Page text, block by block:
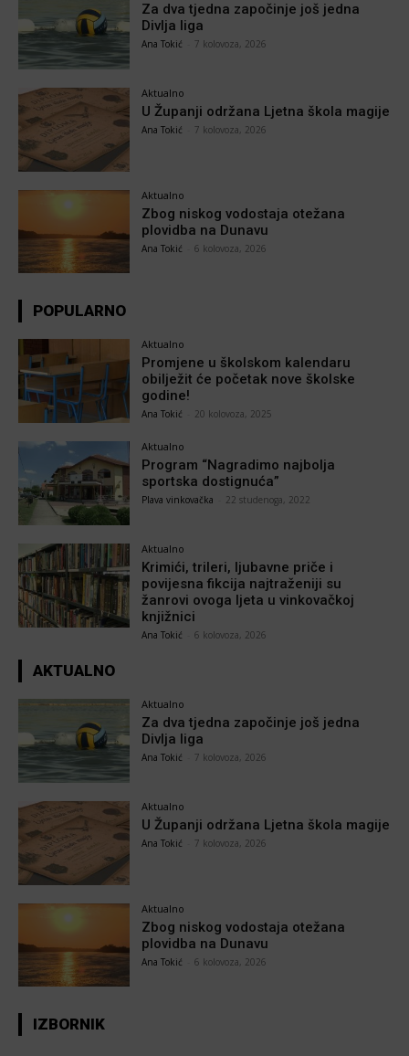
Za dva tjedna započinje još jedna
Divlja liga
Ana Tokić 7 kolovoza, 2026
Aktualno
U Županji održana Ljetna škola magije
Ana Tokić 7 kolovoza, 2026
Aktualno
Zbog niskog vodostaja otežana
plovidba na Dunavu
Ana Tokić 6 kolovoza, 2026
POPULARNO
Aktualno
Promjene u školskom kalendaru
obilježit će početak nove školske
godine!
Ana Tokić 20 kolovoza, 2025
Aktualno
Program “Nagradimo najbolja
sportska dostignuća”
Plava vinkovačka 22 studenoga, 2022
Aktualno
Krimići, trileri, ljubavne priče i
povijesna fikcija najtraženiji su
žanrovi ovoga ljeta u vinkovačkoj
knjižnici
Ana Tokić 6 kolovoza, 2026
AKTUALNO
Aktualno
Za dva tjedna započinje još jedna
Divlja liga
Ana Tokić 7 kolovoza, 2026
Aktualno
U Županji održana Ljetna škola magije
Ana Tokić 7 kolovoza, 2026
Aktualno
Zbog niskog vodostaja otežana
plovidba na Dunavu
Ana Tokić 6 kolovoza, 2026
IZBORNIK